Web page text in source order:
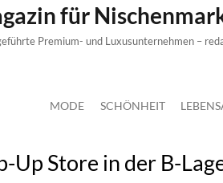
für
Premium- und Luxusunternehmen –
MODE SCHÖNHEIT
Up Store in der B-